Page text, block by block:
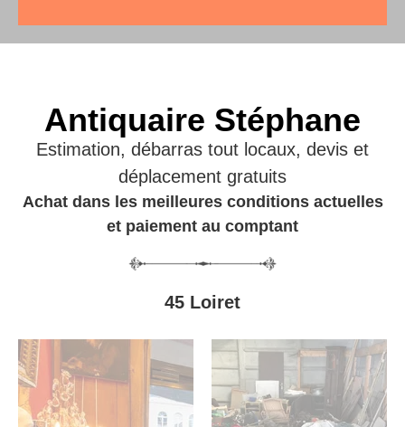
Antiquaire Stéphane
Estimation, débarras tout locaux, devis et
déplacement gratuits
Achat dans les meilleures conditions actuelles
et paiement au comptant
45 Loiret